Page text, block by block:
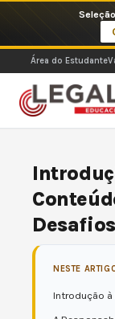
o
conteúdoÁrea do Estudante
NESTE
Introdução à